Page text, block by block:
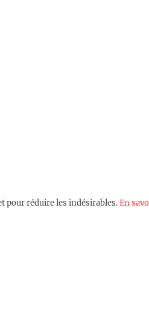
pour réduire les indésirables.En